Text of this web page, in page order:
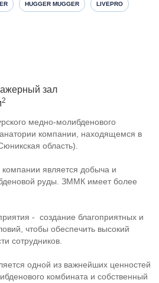
HUGGER MUGGER LIVEPRO
зал
2
медно-молибденового
компании, находящемся в
область).
является добыча и
руды. ЗММК имеет более
- создание благоприятных и
чтобы обеспечить высокий
сотрудников.
одной из важнейших ценностей
комбината и собственный